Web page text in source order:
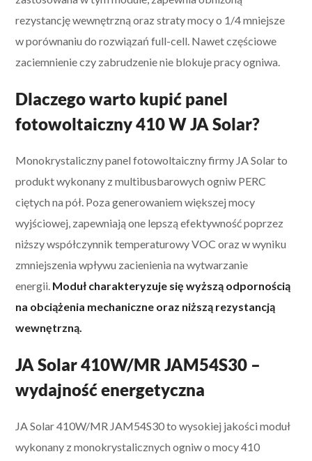
rezystancję wewnętrzną oraz straty mocy o 1/4 mniejsze
w porównaniu do rozwiązań full-cell. Nawet częściowe
zaciemnienie czy zabrudzenie nie blokuje pracy ogniwa.
Dlaczego warto kupić panel
fotowoltaiczny 410 W JA Solar?
Monokrystaliczny panel fotowoltaiczny firmy JA Solar to
produkt wykonany z multibusbarowych ogniw PERC
ciętych na pół. Poza generowaniem większej mocy
wyjściowej, zapewniają one lepszą efektywność poprzez
niższy współczynnik temperaturowy VOC oraz w wyniku
zmniejszenia wpływu zacienienia na wytwarzanie
energii. Moduł charakteryzuje się wyższą odpornością
na obciążenia mechaniczne oraz niższą rezystancją
wewnętrzną.
JA Solar 410W/MR JAM54S30 –
wydajność energetyczna
JA Solar 410W/MR JAM54S30 to wysokiej jakości moduł
wykonany z monokrystalicznych ogniw o mocy 410